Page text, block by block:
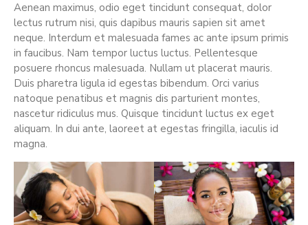
Aenean maximus, odio eget tincidunt consequat, dolor
lectus rutrum nisi, quis dapibus mauris sapien sit amet
neque. Interdum et malesuada fames ac ante ipsum primis
in faucibus. Nam tempor luctus luctus. Pellentesque
posuere rhoncus malesuada. Nullam ut placerat mauris.
Duis pharetra ligula id egestas bibendum. Orci varius
natoque penatibus et magnis dis parturient montes,
nascetur ridiculus mus. Quisque tincidunt luctus ex eget
aliquam. In dui ante, laoreet at egestas fringilla, iaculis id
magna.